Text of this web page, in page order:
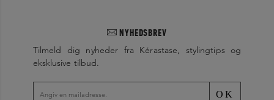
NYHEDSBREV
Tilmeld dig nyheder fra Kérastase, stylingtips og
eksklusive tilbud.
OK